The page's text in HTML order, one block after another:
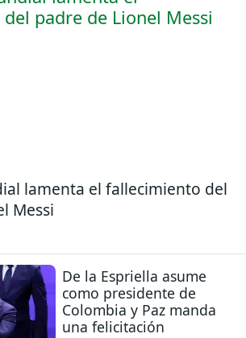
lamenta el fallecimiento del
Messi
De la Espriella asume
como presidente de
Colombia y Paz manda
una felicitación